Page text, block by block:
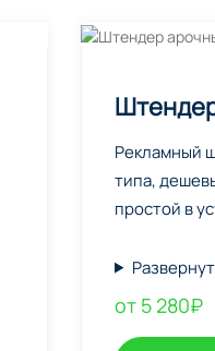
Рекламный
типа,
простой в
от 5 280₽